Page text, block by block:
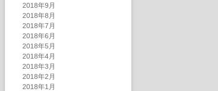
2018年9月
2018年8月
2018年7月
2018年6月
2018年5月
2018年4月
2018年3月
2018年2月
2018年1月